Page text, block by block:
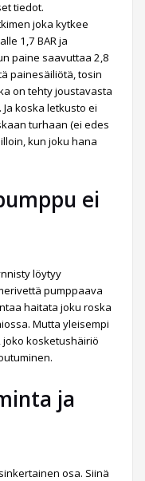
tiedot.
joka kytkee
1,7 BAR ja
paine saavuttaa 2,8
painesäiliötä, tosin
on tehty joustavasta
koska letkusto ei
turhaan (ei edes
kun joku hana
ei
löytyy
pumppaava
haitata joku roska
Mutta yleisempi
kosketushäiriö
ja
osa. Siinä